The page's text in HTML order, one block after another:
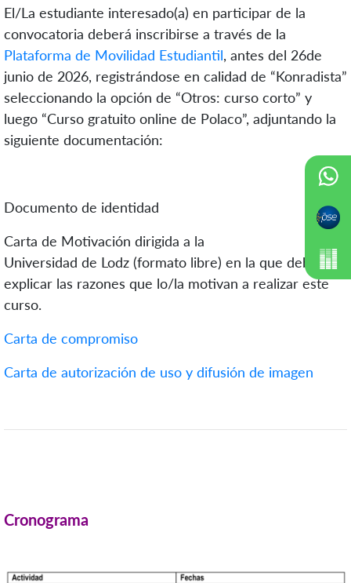
El/La estudiante interesado(a) en participar de la
convocatoria deberá inscribirse a través de la
Plataforma de Movilidad Estudiantil, antes del 26de
junio de 2026, registrándose en calidad de “Konradista”
seleccionando la opción de “Otros: curso corto” y
luego “Curso gratuito online de Polaco”, adjuntando la
siguiente documentación:
Documento de identidad
Carta de Motivación dirigida a la
Universidad de Lodz (formato libre) en la que debe
explicar las razones que lo/la motivan a realizar este
curso.
Carta de compromiso
Carta de autorización de uso y difusión de imagen
Cronograma